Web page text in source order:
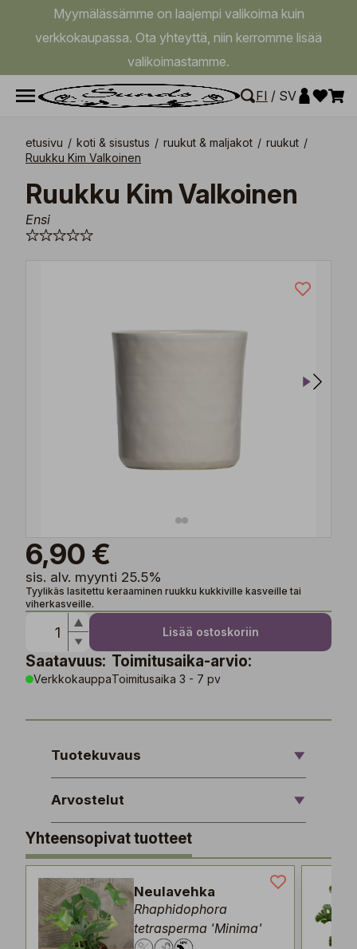
Myymälässämme on laajempi valikoima kuin
verkkokaupassa. Ota yhteyttä, niin kerromme lisää
valikoimastamme.
FI / SV
etusivu / koti & sisustus / ruukut & maljakot / ruukut /
Ruukku Kim Valkoinen
Ruukku Kim Valkoinen
Ensi
6,90 €
sis. alv. myynti 25.5%
Tyylikäs lasitettu keraaminen ruukku kukkiville kasveille tai
viherkasveille.
Lisää ostoskoriin
Saatavuus:
Verkkokauppa
Toimitusaika-arvio:
Toimitusaika 3 - 7 pv
Tuotekuvaus
Arvostelut
Yhteensopivat tuotteet
Neulavehka
Rhaphidophora
tetrasperma 'Minima'